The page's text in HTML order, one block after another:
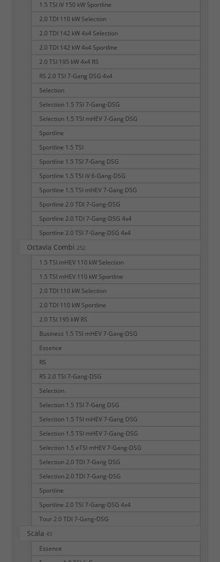
1.5 TSI iV 150 kW Sportline
2.0 TDI 110 kW Selection
2.0 TDI 142 kW 4x4 Selection
2.0 TDI 142 kW 4x4 Sportline
2.0 TSI 195 kW 4x4 RS
RS 2.0 TSI 7-Gang DSG 4x4
Selection
Selection 1.5 TSI 7-Gang-DSG
Selection 1.5 TSI mHEV 7-Gang DSG
Sportline
Sportline 1.5 TSI
Sportline 1.5 TSI 7-Gang DSG
Sportline 1.5 TSI iV 6-Gang-DSG
Sportline 1.5 TSI mHEV 7-Gang DSG
Sportline 2.0 TDI 7-Gang-DSG
Sportline 2.0 TDI 7-Gang-DSG 4x4
Sportline 2.0 TSI 7-Gang-DSG 4x4
Octavia Combi 252
1.5 TSI mHEV 110 kW Selection
1.5 TSI mHEV 110 kW Sportline
2.0 TDI 110 kW Selection
2.0 TDI 110 kW Sportline
2.0 TSI 195 kW RS
Business 1.5 TSI mHEV 7-Gang-DSG
Essence
RS
RS 2.0 TSI 7-Gang-DSG
Selection
Selection 1.5 TSI 7-Gang DSG
Selection 1.5 TSI mHEV 7-Gang DSG
Selection 1.5 TSI mHEV 7-Gang-DSG
Selection 1.5 eTSI mHEV 7-Gang-DSG
Selection 2.0 TDI 7-Gang DSG
Selection 2.0 TDI 7-Gang-DSG
Sportline
Sportline 2.0 TSI 7-Gang-DSG 4x4
Tour 2.0 TDI 7-Gang-DSG
Scala 43
Essence